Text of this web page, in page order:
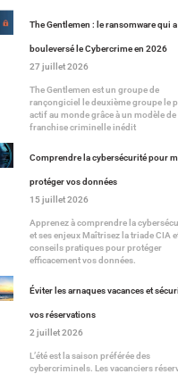
The Gentlemen : le ransomware qui a
bouleversé le Cybercrime en 2026
27 juillet 2026
The Gentlemen est un groupe de
rançongiciel le deuxième groupe le
actif au monde grâce à un modèle de
franchise criminelle inédit
Comprendre la cybersécurité pour
protéger vos données
15 juillet 2026
Apprenez à comprendre la
et ses enjeux Maîtrisez la triade CIA
conseils pratiques pour protéger
efficacement vos données.
Éviter les arnaques vacances et
vos réservations
2 juillet 2026
L’été est la saison préférée des
cybercriminels. Les vacanciers